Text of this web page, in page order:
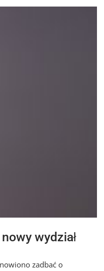
wydział
zadbać o